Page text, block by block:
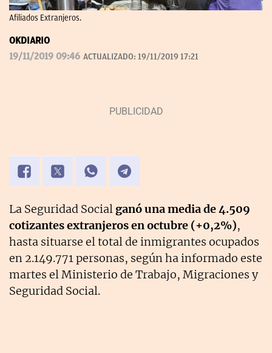
Afiliados Extranjeros.
OKDIARIO
19/11/2019 09:46 ACTUALIZADO: 19/11/2019 17:21
La Seguridad Social ganó una media de 4.509
cotizantes extranjeros en octubre (+0,2%),
hasta situarse el total de inmigrantes ocupados
en 2.149.771 personas, según ha informado este
martes el Ministerio de Trabajo, Migraciones y
Seguridad Social.